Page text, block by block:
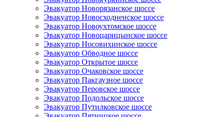
Эвакуатор Новорязанское шоссе
Эвакуатор Новосходненское шоссе
Эвакуатор Новоухтомское шоссе
Эвакуатор Новоцарицынское шоссе
Эвакуатор Носовихинское шоссе
Эвакуатор Обводное шоссе
Эвакуатор Открытое шоссе
Эвакуатор Очаковское шоссе
Эвакуатор Пакгаузное шоссе
Эвакуатор Перовское шоссе
Эвакуатор Подольское шоссе
Эвакуатор Путилковское шоссе